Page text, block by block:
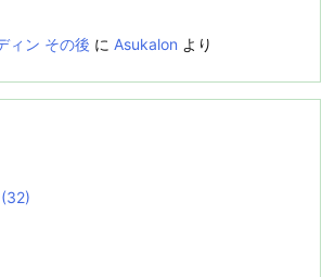
ィン その後 に Asukalon より
(32)